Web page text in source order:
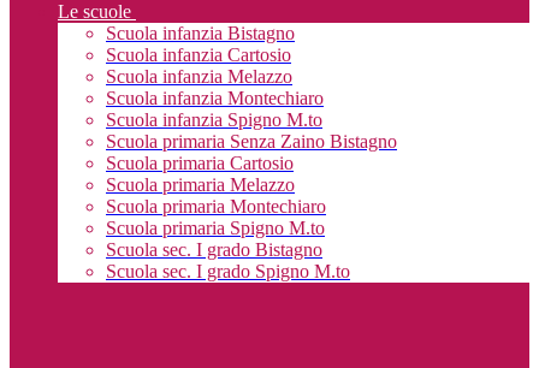
Le scuole
Scuola infanzia Bistagno
Scuola infanzia Cartosio
Scuola infanzia Melazzo
Scuola infanzia Montechiaro
Scuola infanzia Spigno M.to
Scuola primaria Senza Zaino Bistagno
Scuola primaria Cartosio
Scuola primaria Melazzo
Scuola primaria Montechiaro
Scuola primaria Spigno M.to
Scuola sec. I grado Bistagno
Scuola sec. I grado Spigno M.to